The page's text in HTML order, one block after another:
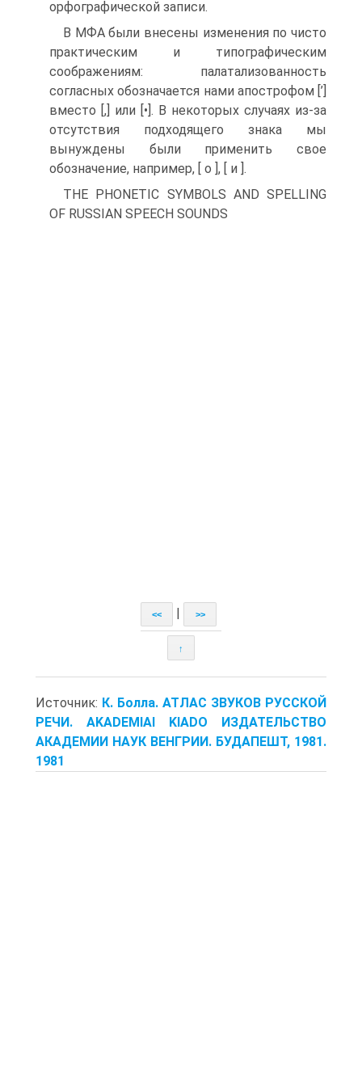
орфографической записи.
В МФА были внесены изменения по чисто
практическим и типографическим
соображениям: палатализованность
согласных обозначается нами апострофом [’]
вместо [,] или [•]. В некоторых случаях из-за
отсутствия подходящего знака мы
вынуждены были применить свое
обозначение, например, [ о ], [ и ].
THE PHONETIC SYMBOLS AND SPELLING
OF RUSSIAN SPEECH SOUNDS
<< >>
↑
Источник: К. Болла. АТЛАС ЗВУКОВ РУССКОЙ
РЕЧИ. AKADEMIAI KIADO ИЗДАТЕЛЬСТВО
АКАДЕМИИ НАУК ВЕНГРИИ. БУДАПЕШТ, 1981.
1981